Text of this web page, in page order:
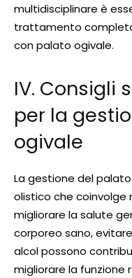
multidisciplinare è
trattamento
con palato ogivale.
IV. Consigli
per la
ogivale
La gestione del
olistico che coinvolge
migliorare la salute
corporeo sano,
alcol possono
migliorare la funzione